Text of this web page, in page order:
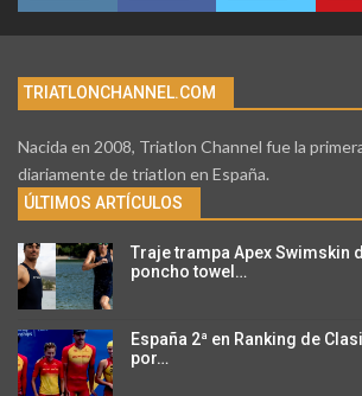
TRIATLONCHANNEL.COM
Nacida en 2008, Triatlon Channel fue la
diariamente de triatlon en España.
ÚLTIMOS ARTÍCULOS
Traje trampa Apex Swimskin
poncho towel…
España 2ª en Ranking de
por…